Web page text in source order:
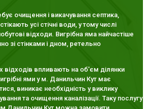
очищення і викачування септика,
усі стічні води, у тому числі
відходи. Вигрібна яма найчастіше
зі стінками і дном, ретельно
відходів впливають на об'єм ділянки
ями у м. Данильчин Кут має
виникає необхідність у виклику
та очищення каналізації. Таку послугу